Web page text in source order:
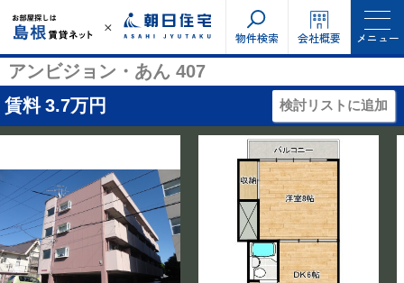
物件検索 会社概要 メニュー
アンビジョン・あん 407
賃料 3.7万円 検討リストに追加